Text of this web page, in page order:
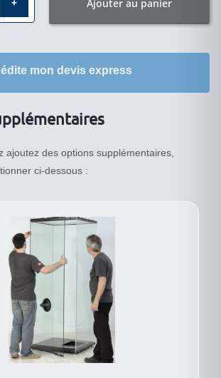
Ajouter au panier
mon devis express
ajoutez des options supplémentaires,
ci-dessous :